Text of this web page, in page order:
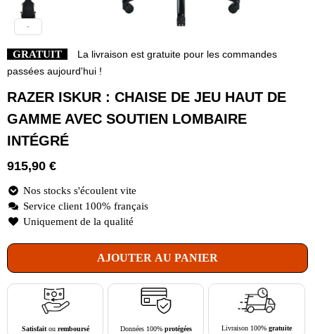
GRATUIT
La livraison est gratuite pour les commandes
passées aujourd'hui !
RAZER ISKUR : CHAISE DE JEU HAUT DE
GAMME AVEC SOUTIEN LOMBAIRE
INTÉGRÉ
915,90 €
Nos stocks s'écoulent vite
Service client 100% français
Uniquement de la qualité
AJOUTER AU PANIER
Satisfaitou remboursé Données 100% protégées Livraison 100%gratuite